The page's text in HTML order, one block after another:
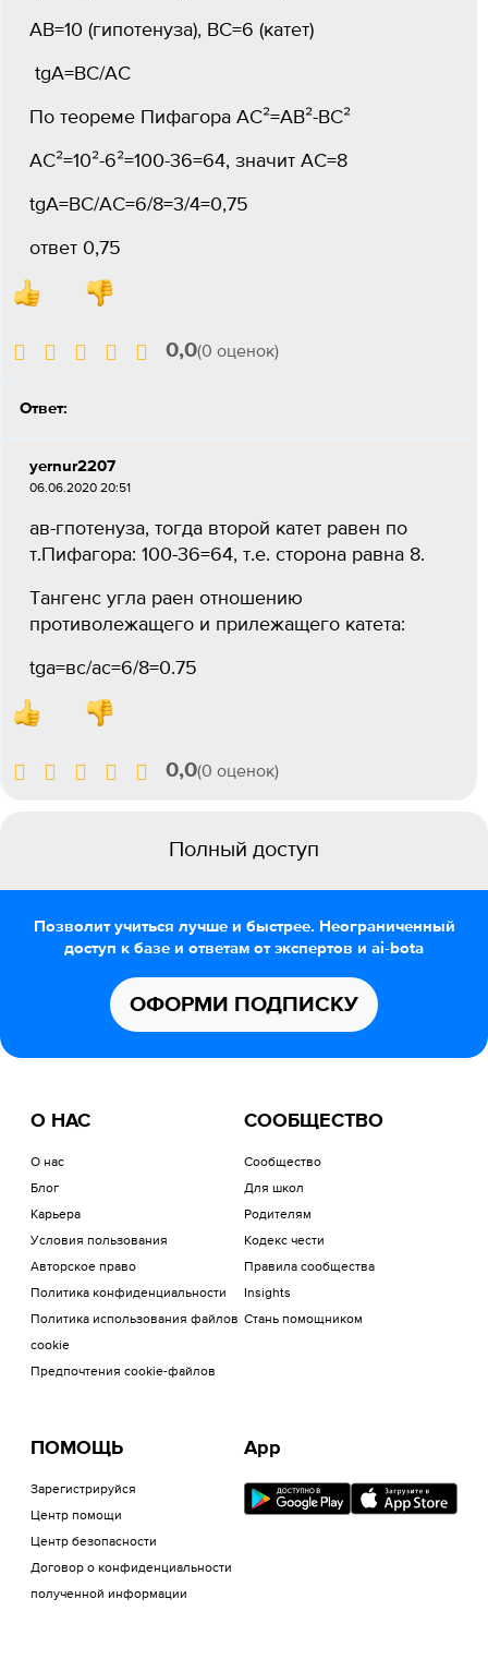
АВ=10 (гипотенуза), ВС=6 (катет)
tgA=ВС/АС
По теореме Пифагора АС²=АВ²-ВС²
АС²=10²-6²=100-36=64, значит АС=8
tgA=ВС/АС=6/8=3/4=0,75
ответ 0,75
0,0(0 оценок)
Ответ:
yernur2207
06.06.2020 20:51
ав-гпотенуза, тогда второй катет равен по
т.Пифагора: 100-36=64, т.е. сторона равна 8.
Тангенс угла раен отношению
противолежащего и прилежащего катета:
tga=вс/ас=6/8=0.75
0,0(0 оценок)
Полный доступ
Позволит учиться лучше и быстрее. Неограниченный
доступ к базе и ответам от экспертов и ai-bota
ОФОРМИ ПОДПИСКУ
О НАС
О нас
Блог
Карьера
Условия пользования
Авторское право
Политика конфиденциальности
Политика использования файлов
cookie
Предпочтения cookie-файлов
СООБЩЕСТВО
Сообщество
Для школ
Родителям
Кодекс чести
Правила сообщества
Insights
Стань помощником
ПОМОЩЬ
Зарегистрируйся
Центр помощи
Центр безопасности
Договор о конфиденциальности
полученной информации
App